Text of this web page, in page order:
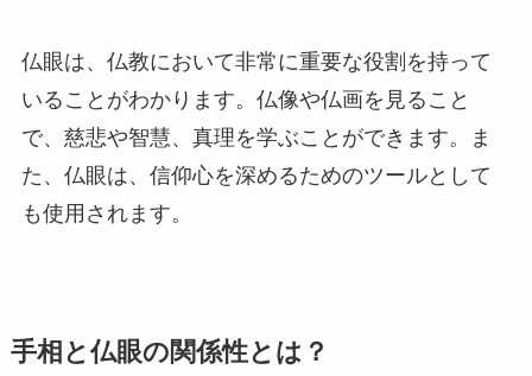
仏眼は、仏教において非常に重要な役割を持って
いることがわかります。仏像や仏画を見ること
で、慈悲や智慧、真理を学ぶことができます。ま
た、仏眼は、信仰心を深めるためのツールとして
も使用されます。
手相と仏眼の関係性とは？